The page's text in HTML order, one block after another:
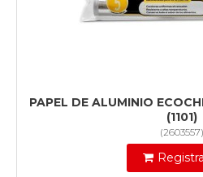
PAPEL DE ALUMINIO
(1101)
(2603557)